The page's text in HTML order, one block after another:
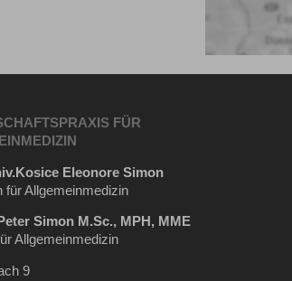
FÜR
Eleonore Simon
für Allgemeinmedizin
Simon M.Sc., MPH, MME
Allgemeinmedizin
9